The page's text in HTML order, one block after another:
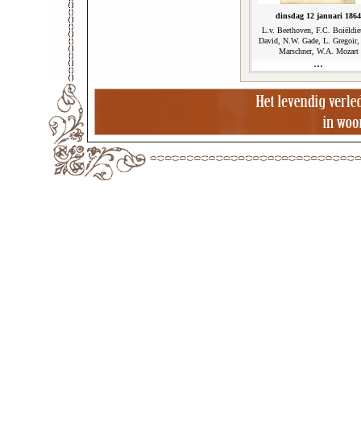
dinsdag 12 januari 1864
L.v. Beethoven, F.C.
David, N.W. Gade, L.
Marschner, W.A. Mozart